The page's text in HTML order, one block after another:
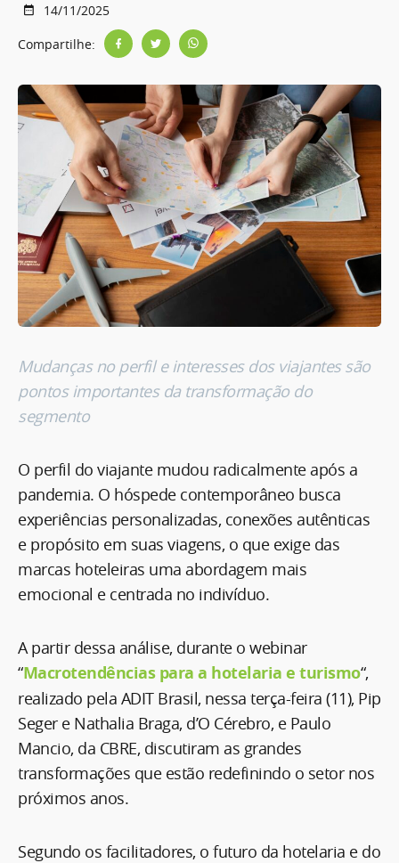
14/11/2025
Compartilhe:
Mudanças no perfil e interesses dos viajantes são
pontos importantes da transformação do
segmento
O perfil do viajante mudou radicalmente após a
pandemia. O hóspede contemporâneo busca
experiências personalizadas, conexões autênticas
e propósito em suas viagens, o que exige das
marcas hoteleiras uma abordagem mais
emocional e centrada no indivíduo.
A partir dessa análise, durante o webinar
“Macrotendências para a hotelaria e turismo“,
realizado pela ADIT Brasil, nessa terça-feira (11), Pip
Seger e Nathalia Braga, d’O Cérebro, e Paulo
Mancio, da CBRE, discutiram as grandes
transformações que estão redefinindo o setor nos
próximos anos.
Segundo os facilitadores, o futuro da hotelaria e do